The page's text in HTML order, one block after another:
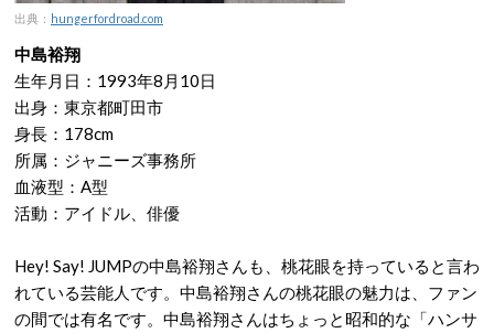
出典： hungerfordroad.com
中島裕翔
生年月日：1993年8月10日
出身：東京都町田市
身長：178cm
所属：ジャニーズ事務所
血液型：A型
活動：アイドル、俳優
Hey! Say! JUMPの中島裕翔さんも、桃花眼を持っていると言わ
れている芸能人です。中島裕翔さんの桃花眼の魅力は、ファン
の間では有名です。中島裕翔さんはちょっと昭和的な「ハンサ